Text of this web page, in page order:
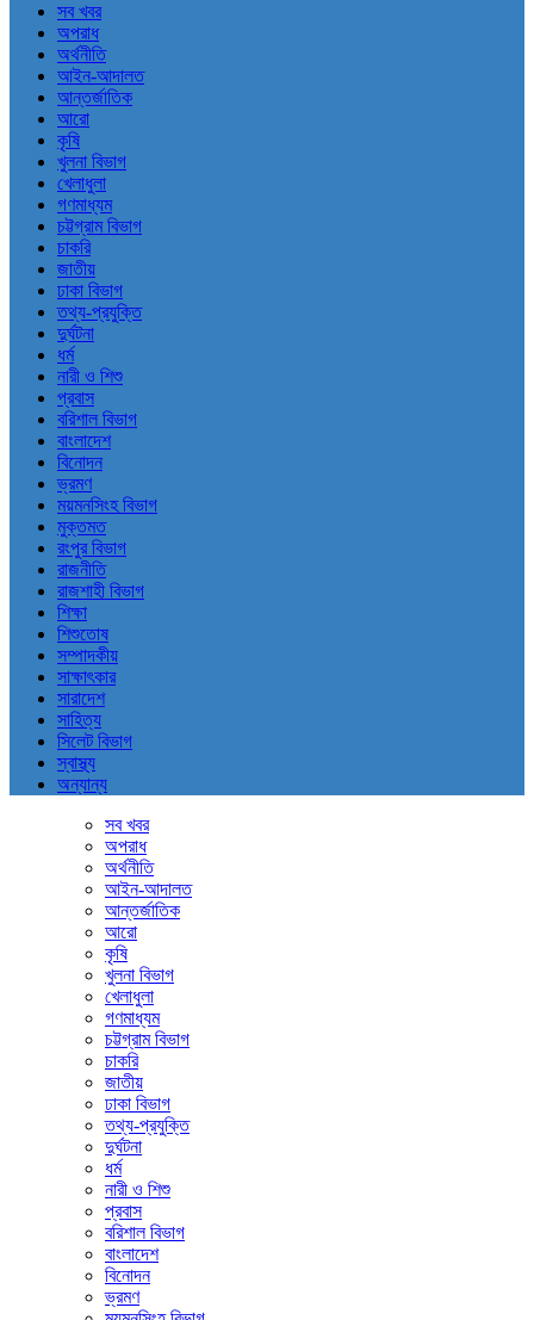
সব খবর
অপরাধ
অর্থনীতি
আইন-আদালত
আন্তর্জাতিক
আরো
কৃষি
খুলনা বিভাগ
খেলাধুলা
গণমাধ্যম
চট্টগ্রাম বিভাগ
চাকরি
জাতীয়
ঢাকা বিভাগ
তথ্য-প্রযুক্তি
দুর্ঘটনা
ধর্ম
নারী ও শিশু
প্রবাস
বরিশাল বিভাগ
বাংলাদেশ
বিনোদন
ভ্রমণ
ময়মনসিংহ বিভাগ
মুক্তমত
রংপুর বিভাগ
রাজনীতি
রাজশাহী বিভাগ
শিক্ষা
শিশুতোষ
সম্পাদকীয়
সাক্ষাৎকার
সারাদেশ
সাহিত্য
সিলেট বিভাগ
স্বাস্থ্য
অন্যান্য
সব খবর
অপরাধ
অর্থনীতি
আইন-আদালত
আন্তর্জাতিক
আরো
কৃষি
খুলনা বিভাগ
খেলাধুলা
গণমাধ্যম
চট্টগ্রাম বিভাগ
চাকরি
জাতীয়
ঢাকা বিভাগ
তথ্য-প্রযুক্তি
দুর্ঘটনা
ধর্ম
নারী ও শিশু
প্রবাস
বরিশাল বিভাগ
বাংলাদেশ
বিনোদন
ভ্রমণ